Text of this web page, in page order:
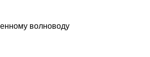
волноводу